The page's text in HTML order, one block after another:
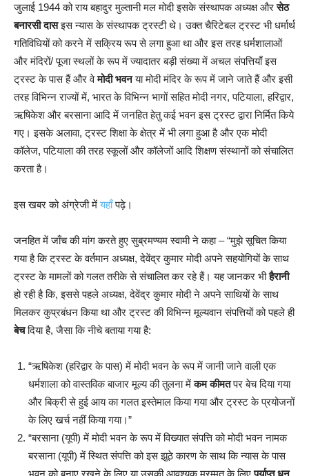
जुलाई 1944 को राय बहादुर मुल्तानी मल मोदी इसके संस्थापक अध्यक्ष औरसेठ
बनारसी दासइस न्यास के संस्थापक ट्रस्टी थे। उक्त चैरिटेबल ट्रस्ट भी धर्मार्थ
गतिविधियों को करने में सक्रिय रूप से लगा हुआ था और इस तरह धर्मशालाओं
और मंदिरों/ पूजा स्थलों के रूप में ज्यादातर बड़ी संख्या में अचल संपत्तियाँ इस
ट्रस्ट के पास हैं और वेमोदी भवनया मोदी मंदिर के रूप में जाने जाते हैं और इसी
तरह विभिन्न राज्यों में, भारत के विभिन्न भागों सहित मोदी नगर, पटियाला, हरिद्वार,
ऋषिकेश और बरसाना आदि में जनहित हेतु कई भवन इस ट्रस्ट द्वारा निर्मित किये
गए। इसके अलावा, ट्रस्ट शिक्षा के क्षेत्र में भी लगा हुआ है और एक मोदी
कॉलेज, पटियाला की तरह स्कूलों और कॉलेजों आदि शिक्षण संस्थानों को संचालित
करता है।
इस खबर को अंग्रेजी मेंयहाँपढ़े।
जनहित में जाँच की मांग करते हुए सुब्रमण्यम स्वामी ने कहा – “मुझे सूचित किया
गया है कि ट्रस्ट के वर्तमान अध्यक्ष, देवेंद्र कुमार मोदी अपने सहयोगियों के साथ
ट्रस्ट के मामलों को गलत तरीके से संचालित कर रहे हैं। यह जानकर भीहैरानी
हो रही है कि, इससे पहले अध्यक्ष, देवेंद्र कुमार मोदी ने अपने साथियों के साथ
मिलकर कुप्रबंधन किया था और ट्रस्ट की विभिन्न मूल्यवान संपत्तियों को पहले ही
बेचदिया है, जैसा कि नीचे बताया गया है:
“ऋषिकेश (हरिद्वार के पास) में मोदी भवन के रूप में जानी जाने वाली एक
धर्मशाला को वास्तविक बाजार मूल्य की तुलना मेंकम कीमतपर बेच दिया गया
और बिक्री से हुई आय का गलत इस्तेमाल किया गया और ट्रस्ट के प्रयोजनों
के लिए खर्च नहीं किया गया।”
“बरसाना (यूपी) में मोदी भवन के रूप में विख्यात संपत्ति को मोदी भवन नामक
बरसाना (यूपी) में स्थित संपत्ति को इस झूठे कारण के साथ कि न्यास के पास
भवन को बनाए रखने के लिए या उसकी आवश्यक मरम्मत के लिएपर्याप्त धन